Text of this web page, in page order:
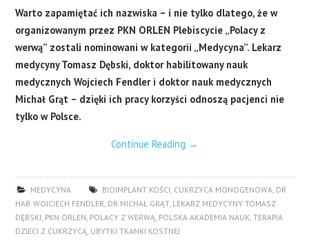
Warto zapamiętać ich nazwiska – i nie tylko dlatego, że w
organizowanym przez PKN ORLEN Plebiscycie „Polacy z
werwą” zostali nominowani w kategorii „Medycyna”. Lekarz
medycyny Tomasz Dębski, doktor habilitowany nauk
medycznych Wojciech Fendler i doktor nauk medycznych
Michał Grąt – dzięki ich pracy korzyści odnoszą pacjenci nie
tylko w Polsce.
Continue Reading →
MEDYCYNA BIOIMPLANT KOŚCI, CUKRZYCA MONOGENOWA, DR
HAB. WOJCIECH FENDLER, DR MICHAŁ GRĄT, LEKARZ MEDYCYNY TOMASZ
DĘBSKI, PKN ORLEN, POLACY Z WERWĄ, POLSKA AKADEMIA NAUK,TERAPIA
DZIECI Z CUKRZYCĄ, UBYTKI TKANKI KOSTNEJ